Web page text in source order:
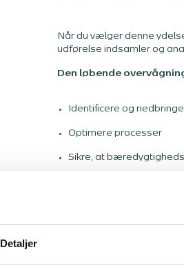
Detaljer
Når du vælger denne
udførelse indsamler og
Den løbende
Identificere og
Optimere processer
Sikre, at